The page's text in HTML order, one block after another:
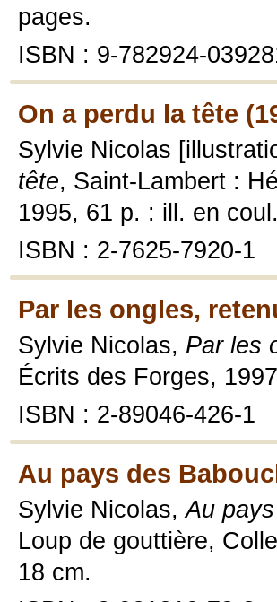
pages.
ISBN : 9-782924-
On a perdu la tête
Sylvie Nicolas
tête, Saint-Lambert :
1995, 61 p. : ill. en
ISBN : 2-7625-7920-1
Par les ongles,
Sylvie Nicolas, Par les
Écrits des Forges,
ISBN : 2-89046-426-1
Au pays des
Sylvie Nicolas,Au
Loup de gouttière,
18 cm.